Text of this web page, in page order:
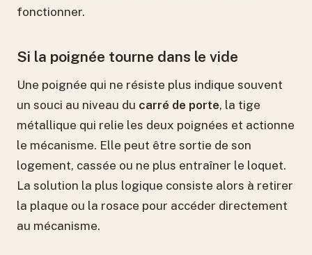
fonctionner.
Si la poignée tourne dans le vide
Une poignée qui ne résiste plus indique souvent
un souci au niveau du carré de porte, la tige
métallique qui relie les deux poignées et actionne
le mécanisme. Elle peut être sortie de son
logement, cassée ou ne plus entraîner le loquet.
La solution la plus logique consiste alors à retirer
la plaque ou la rosace pour accéder directement
au mécanisme.